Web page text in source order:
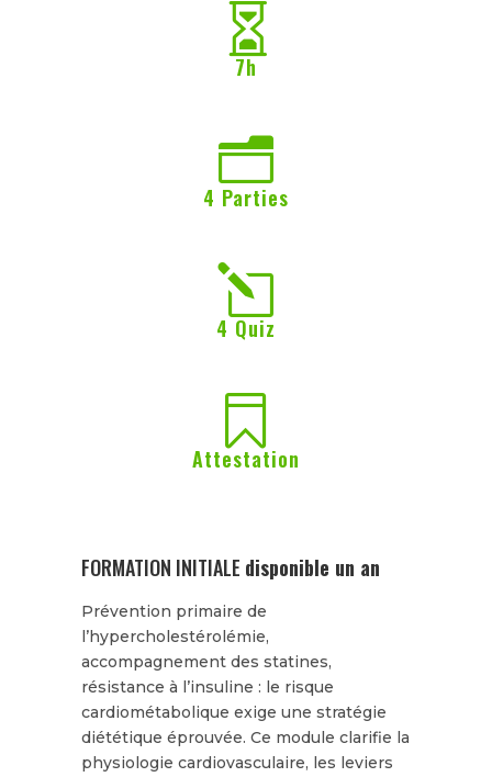

7h
n
4 Parties
l
4 Quiz

Attestation
FORMATION INITIALE disponible un an
Prévention primaire de
l’hypercholestérolémie,
accompagnement des statines,
résistance à l’insuline : le risque
cardiométabolique exige une stratégie
diététique éprouvée. Ce module clarifie la
physiologie cardiovasculaire, les leviers